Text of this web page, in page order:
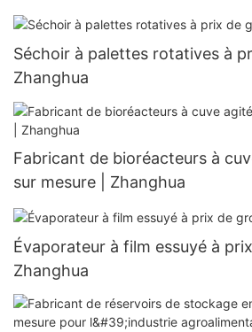
Séchoir à palettes rotatives à
Zhanghua
Fabricant de bioréacteurs à
sur mesure | Zhanghua
Évaporateur à film essuyé à prix
Zhanghua